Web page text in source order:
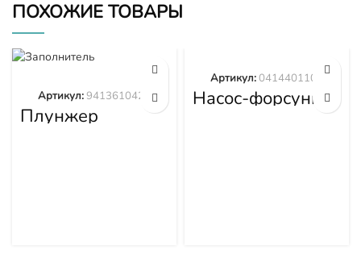
ПОХОЖИЕ ТОВАРЫ
Плунжер
9413610423
Артикул:9413610423 Насос-форсунка
0414401105
Артикул:0414401105